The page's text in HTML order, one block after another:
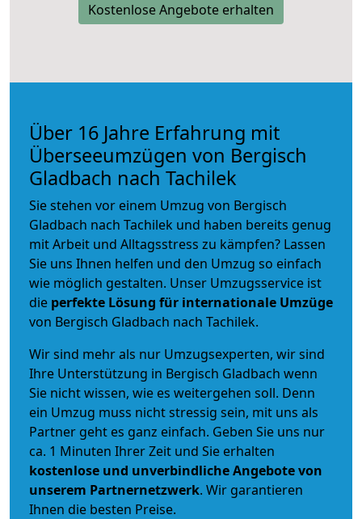
Kostenlose Angebote erhalten
Über 16 Jahre Erfahrung mit
Überseeumzügen von Bergisch
Gladbach nach Tachilek
Sie stehen vor einem Umzug von Bergisch
Gladbach nach Tachilek und haben bereits genug
mit Arbeit und Alltagsstress zu kämpfen? Lassen
Sie uns Ihnen helfen und den Umzug so einfach
wie möglich gestalten. Unser Umzugsservice ist
die perfekte Lösung für internationale Umzüge
von Bergisch Gladbach nach Tachilek.
Wir sind mehr als nur Umzugsexperten, wir sind
Ihre Unterstützung in Bergisch Gladbach wenn
Sie nicht wissen, wie es weitergehen soll. Denn
ein Umzug muss nicht stressig sein, mit uns als
Partner geht es ganz einfach. Geben Sie uns nur
ca. 1 Minuten Ihrer Zeit und Sie erhalten
kostenlose und unverbindlicheAngebote von
unserem Partnernetzwerk. Wir garantieren
Ihnen die besten Preise.